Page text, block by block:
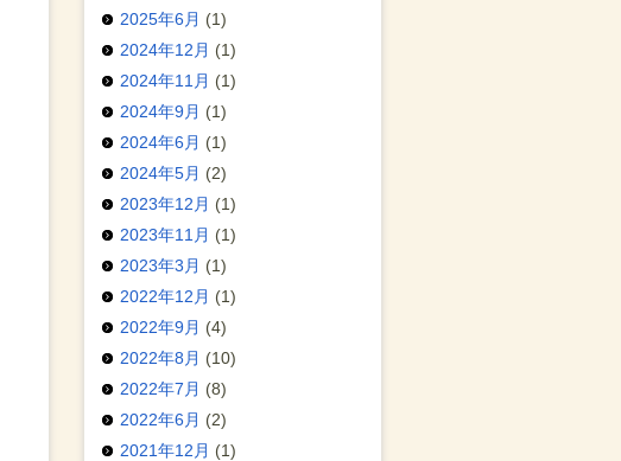
2025年6月 (1)
2024年12月 (1)
2024年11月 (1)
2024年9月 (1)
2024年6月 (1)
2024年5月 (2)
2023年12月 (1)
2023年11月 (1)
2023年3月 (1)
2022年12月 (1)
2022年9月 (4)
2022年8月 (10)
2022年7月 (8)
2022年6月 (2)
2021年12月 (1)